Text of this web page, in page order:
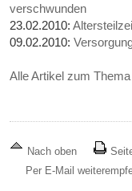
verschwunden
23.02.2010:
09.02.2010:
Alle Artikel zum
Nach oben
Per E-Mail